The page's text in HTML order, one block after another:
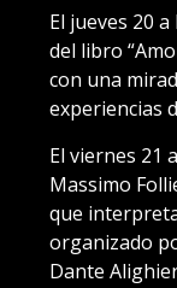
El jueves 20
del libro
con una
experiencias
El viernes 21
Massimo
que
organizado
Dante